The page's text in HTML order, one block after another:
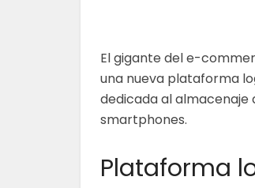
El gigante del e-
una nueva plataforma
dedicada al almacenaje
smartphones.
Plataforma